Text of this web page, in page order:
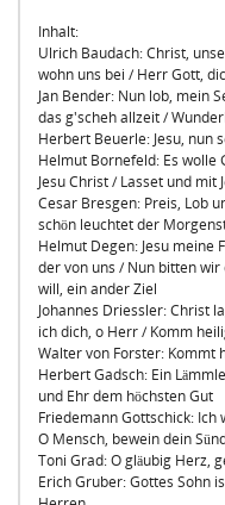
Inhalt:
Ulrich Baudach: Christ,
wohn uns bei / Herr Gott,
Jan Bender: Nun lob, mein
das g'scheh allzeit /
Herbert Beuerle: Jesu, nun
Helmut Bornefeld: Es wolle
Jesu Christ / Lasset und mit
Cesar Bresgen: Preis, Lob
schön leuchtet der
Helmut Degen: Jesu meine
der von uns / Nun bitten wir
will, ein ander Ziel
Johannes Driessler: Christ
ich dich, o Herr / Komm
Walter von Forster: Kommt
Herbert Gadsch: Ein
und Ehr dem höchsten Gut
Friedemann Gottschick: Ich
O Mensch, bewein dein
Toni Grad: O gläubig Herz,
Erich Gruber: Gottes Sohn